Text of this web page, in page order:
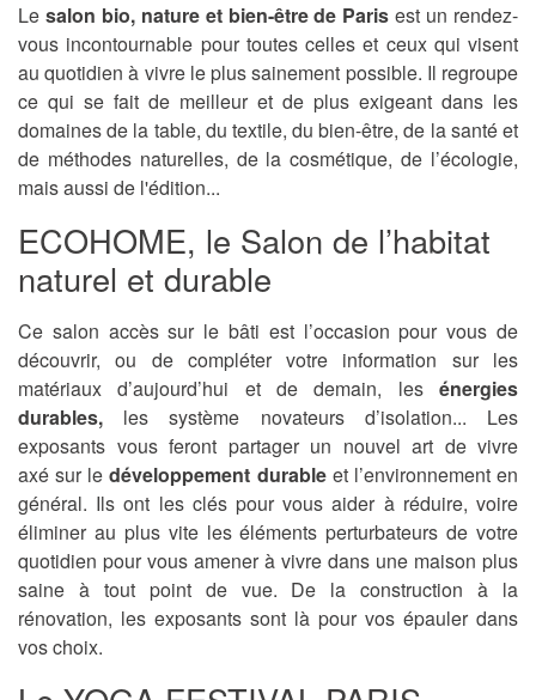
Le salon bio, nature et bien-être de Paris est un rendez-
vous incontournable pour toutes celles et ceux qui visent
au quotidien à vivre le plus sainement possible. Il regroupe
ce qui se fait de meilleur et de plus exigeant dans les
domaines de la table, du textile, du bien-être, de la santé et
de méthodes naturelles, de la cosmétique, de l’écologie,
mais aussi de l'édition...
ECOHOME, le Salon de l’habitat
naturel et durable
Ce salon accès sur le bâti est l’occasion pour vous de
découvrir, ou de compléter votre information sur les
matériaux d’aujourd’hui et de demain, les énergies
durables, les système novateurs d’isolation... Les
exposants vous feront partager un nouvel art de vivre
axé sur ledéveloppement durableet l’environnement en
général. Ils ont les clés pour vous aider à réduire, voire
éliminer au plus vite les éléments perturbateurs de votre
quotidien pour vous amener à vivre dans une maison plus
saine à tout point de vue. De la construction à la
rénovation, les exposants sont là pour vos épauler dans
vos choix.